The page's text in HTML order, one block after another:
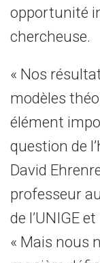
opportunité
chercheuse.
« Nos
modèles
élément
question de
David
professeur
de l’UNIGE
« Mais nous